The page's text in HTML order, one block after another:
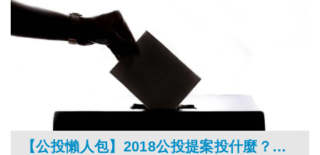
【公投懶人包】2018公投提案投什麼？公投內容、公投辯論直播時間全部告訴你